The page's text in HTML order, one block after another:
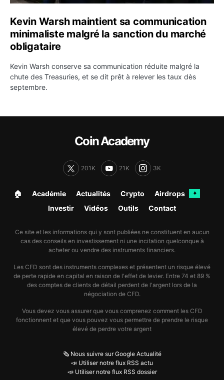
Kevin Warsh maintient sa communication
minimaliste malgré la sanction du marché
obligataire
Kevin Warsh conserve sa communication réduite malgré la
chute des Treasuries, et se dit prêt à relever les taux dès
septembre.
Coin Academy
201K 21K 3K
🏠︎ Académie Actualités Crypto Airdrops ✦
Investir Vidéos Outils Contact
Ce site et les informations qui y sont publiées ne constituent en aucun
cas des conseils en investissement ni une incitation quelconque à
acheter ou vendre des instruments financiers.
Les CFD sont des instruments complexes et présentent un risque élevé
de perte rapide en capital en raison de l'effet de levier. Entre 74 et 89 %
des comptes de clients de détail perdent de l'argent lors de la
négociation de CFD.
Vous devez vous assurer que vous comprenez comment les CFD
fonctionnent et que vous pouvez vous permettre de prendre le risque
élevé de perdre votre argent
🗞️ Nous suivre sur Google Actualité
📣 Utiliser notre flux RSS actu
📣 Utiliser notre flux RSS dossier